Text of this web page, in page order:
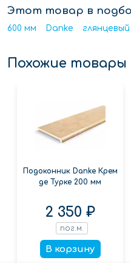
Этот товар в
600 мм Danke глянцевый
Похожие товары
Подоконник Danke Крем
де Турке 200 мм
2 350 ₽
пог.м.
В корзину